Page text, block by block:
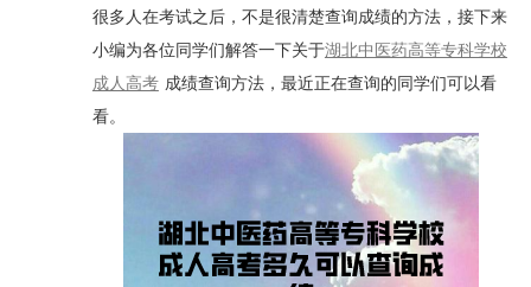
很多人在考试之后，不是很清楚查询成绩的方法，接下来
小编为各位同学们解答一下关于湖北中医药高等专科学校
成人高考 成绩查询方法，最近正在查询的同学们可以看
看。